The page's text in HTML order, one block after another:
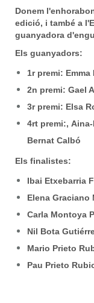
Donem
edició, i també a
guanyadora
Els guanyadors:
1r premi:
2n premi: Gael
3r premi: Elsa
4rt premi:,
Bernat Calbó
Els finalistes:
Ibai Etxebarria
Elena Graciano
Carla Montoya
Nil Bota
Mario Prieto
Pau Prieto